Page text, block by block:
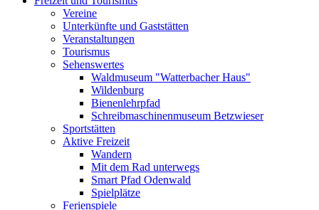
Vereine
Unterkünfte und Gaststätten
Veranstaltungen
Tourismus
Sehenswertes
Waldmuseum "Watterbacher Haus"
Wildenburg
Bienenlehrpfad
Schreibmaschinenmuseum Betzwieser
Sportstätten
Aktive Freizeit
Wandern
Mit dem Rad unterwegs
Smart Pfad Odenwald
Spielplätze
Ferienspiele